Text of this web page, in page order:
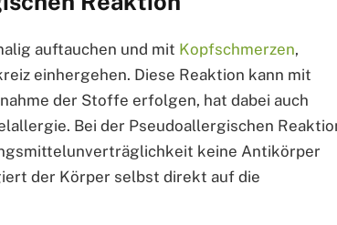
auftauchen und mit Kopfschmerzen,
einhergehen. Diese Reaktion kann mit
der Stoffe erfolgen, hat dabei auch
Bei der Pseudoallergischen
keine Antikörper
der Körper selbst direkt auf die